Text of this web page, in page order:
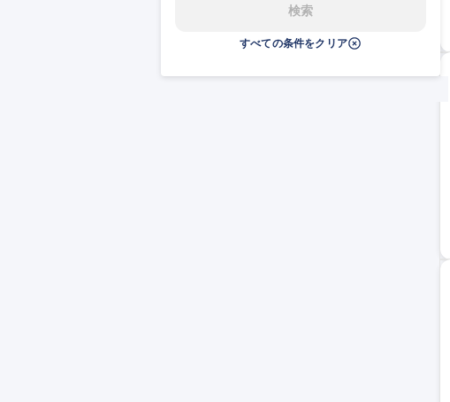
検索
すべての条件をクリア